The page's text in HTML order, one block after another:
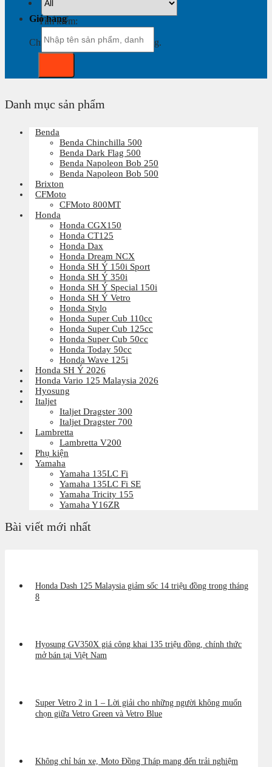
Giỏ hàng
Chưa có sản phẩm trong giỏ hàng.
Tìm kiếm:
Danh mục sản phẩm
Benda
Benda Chinchilla 500
Benda Dark Flag 500
Benda Napoleon Bob 250
Benda Napoleon Bob 500
Brixton
CFMoto
CFMoto 800MT
Honda
Honda CGX150
Honda CT125
Honda Dax
Honda Dream NCX
Honda SH Ý 150i Sport
Honda SH Ý 350i
Honda SH Ý Special 150i
Honda SH Ý Vetro
Honda Stylo
Honda Super Cub 110cc
Honda Super Cub 125cc
Honda Super Cub 50cc
Honda Today 50cc
Honda Wave 125i
Honda SH Ý 2026
Honda Vario 125 Malaysia 2026
Hyosung
Italjet
Italjet Dragster 300
Italjet Dragster 700
Lambretta
Lambretta V200
Phụ kiện
Yamaha
Yamaha 135LC Fi
Yamaha 135LC Fi SE
Yamaha Tricity 155
Yamaha Y16ZR
Bài viết mới nhất
Honda Dash 125 Malaysia giảm sốc 14 triệu đồng trong tháng
8
Hyosung GV350X giá công khai 135 triệu đồng, chính thức
mở bán tại Việt Nam
Super Vetro 2 in 1 – Lời giải cho những người không muốn
chọn giữa Vetro Green và Vetro Blue
Không chỉ bán xe, Moto Đồng Tháp mang đến trải nghiệm